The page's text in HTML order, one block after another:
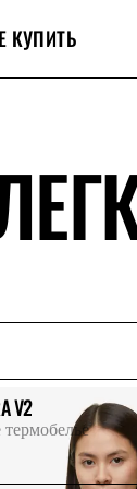
КУПИТЬ
V2
термобелье